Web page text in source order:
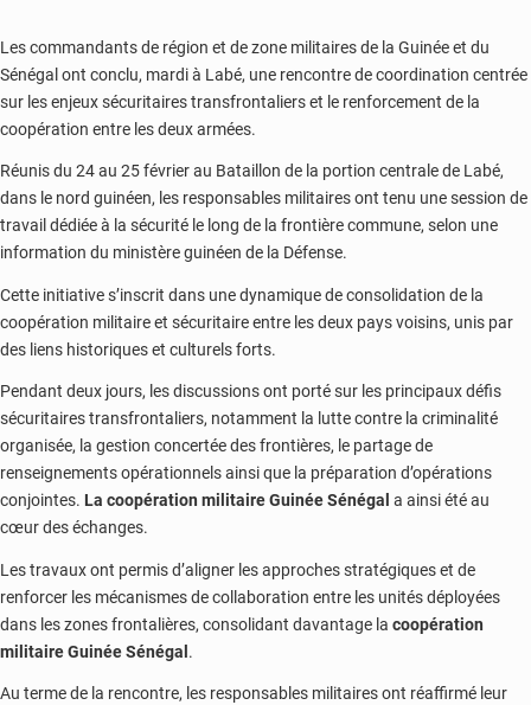
Les commandants de région et de zone militaires de la Guinée et du
Sénégal ont conclu, mardi à Labé, une rencontre de coordination centrée
sur les enjeux sécuritaires transfrontaliers et le renforcement de la
coopération entre les deux armées.
Réunis du 24 au 25 février au Bataillon de la portion centrale de Labé,
dans le nord guinéen, les responsables militaires ont tenu une session de
travail dédiée à la sécurité le long de la frontière commune, selon une
information du ministère guinéen de la Défense.
Cette initiative s’inscrit dans une dynamique de consolidation de la
coopération militaire et sécuritaire entre les deux pays voisins, unis par
des liens historiques et culturels forts.
Pendant deux jours, les discussions ont porté sur les principaux défis
sécuritaires transfrontaliers, notamment la lutte contre la criminalité
organisée, la gestion concertée des frontières, le partage de
renseignements opérationnels ainsi que la préparation d’opérations
conjointes. La coopération militaire Guinée Sénégal a ainsi été au
cœur des échanges.
Les travaux ont permis d’aligner les approches stratégiques et de
renforcer les mécanismes de collaboration entre les unités déployées
dans les zones frontalières, consolidant davantage la coopération
militaire Guinée Sénégal .
Au terme de la rencontre, les responsables militaires ont réaffirmé leur